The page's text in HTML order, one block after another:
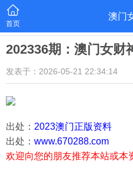
首页
澳门
202336期：澳门女财
发表于：2026-05-21 22:34:14
出处： 2023澳门正版资料
出处： www.670288.com
欢迎向您的朋友推荐本站或本